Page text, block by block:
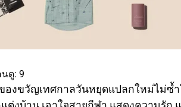
ดู: 9
องขวัญเทศกาลวันหยุดแปลกใหม่ไม่ซ้